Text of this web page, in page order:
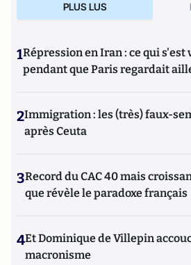
PLUS LUS
1Répression en Iran : ce qui
pendant que Paris regardait
2Immigration : les (très) faux-
après Ceuta
3Record du CAC 40 mais
que révèle le paradoxe français
4Et Dominique de Villepin
macronisme